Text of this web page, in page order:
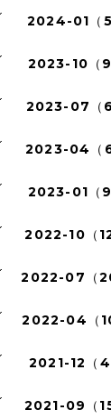
2024-01（5
2023-10（9
2023-07（6
2023-04（6
2023-01（9
2022-10（12
2022-07（
2022-04（
2021-12（4
2021-09（15